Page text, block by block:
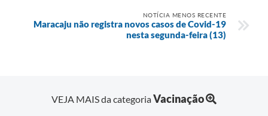
NOTÍCIA MENOS RECENTE
Maracaju não registra novos casos de Covid-19
nesta segunda-feira (13)
VEJA MAIS da categoriaVacinação